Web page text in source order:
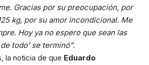
Gracias por su preocupación, por
kg, por su amor incondicional. Me
Hoy ya no espero que sean las
todo’ se terminó”.
la noticia de que Eduardo